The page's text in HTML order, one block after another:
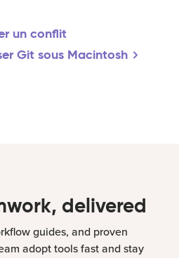
un conflit
Git sous Macintosh
delivered
guides, and proven
adopt tools fast and stay